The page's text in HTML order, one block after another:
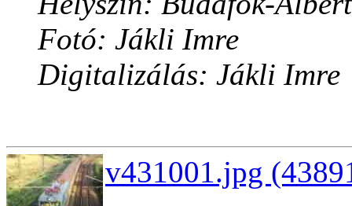
Fotó: Jákli Imre
Digitalizálás: Jákli Imre
v431001.jpg